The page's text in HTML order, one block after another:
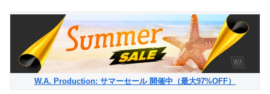
W.A. Production: サマーセール 開催中（最大97%OFF）